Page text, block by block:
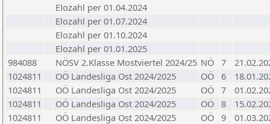
Elozahl per 01.04.2024
Elozahl per 01.07.2024
Elozahl per 01.10.2024
Elozahl per 01.01.2025
984088
NÖSV 2.Klasse Mostviertel 2024/25 NÖ 7
1024811
OÖ Landesliga Ost 2024/2025 OÖ 6
1024811
OÖ Landesliga Ost 2024/2025 OÖ 7
1024811
OÖ Landesliga Ost 2024/2025 OÖ 8
1024811
OÖ Landesliga Ost 2024/2025 OÖ 9